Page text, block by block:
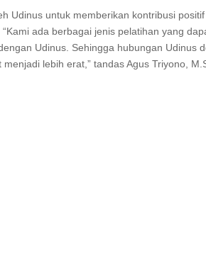
Udinus untuk memberikan kontribusi
ada berbagai jenis pelatihan yang
Udinus. Sehingga hubungan Udinus
lebih erat,” tandas Agus Triyono,